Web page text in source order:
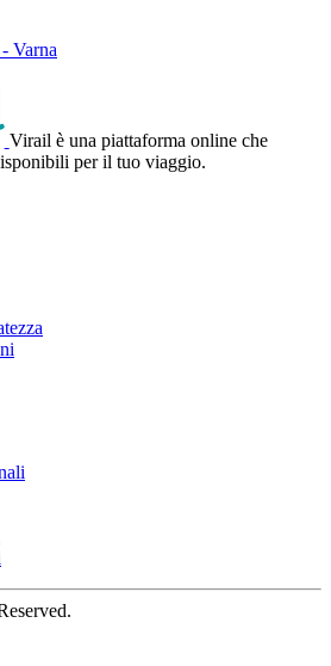
Varna
Virail è una piattaforma online che
per il tuo viaggio.